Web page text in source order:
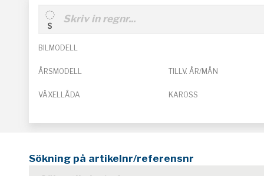
BILMODELL
ÅRSMODELL TILLV. ÅR/MÅN
VÄXELLÅDA KAROSS
Sökning på artikelnr/referensnr